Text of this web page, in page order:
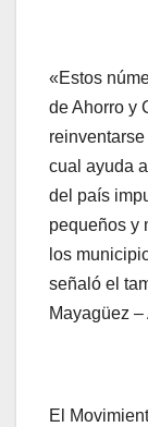
«Estos
de Ahorro y
cual ayuda
del país
pequeños y
los
señaló el
Mayagüez
El